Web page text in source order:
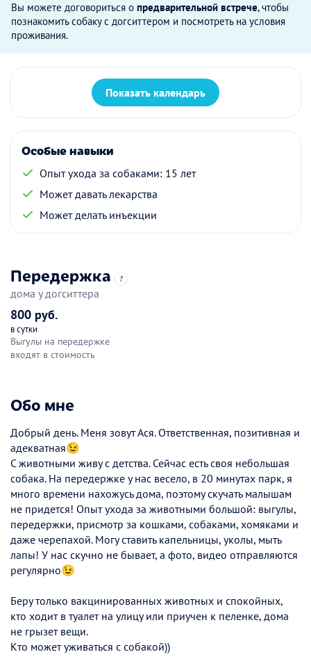
Вы можете договориться о предварительной встрече, чтобы
познакомить собаку с догситтером и посмотреть на условия
проживания.
Показать календарь
Особые навыки
Опыт ухода за собаками: 15 лет
Может давать лекарства
Может делать инъекции
Передержка ?
дома у догситтера
800 руб.
в сутки
Выгулы на передержке
входят в стоимость
Обо мне
Добрый день. Меня зовут Ася. Ответственная, позитивная и
адекватная😉
С животными живу с детства. Сейчас есть своя небольшая
собака. На передержке у нас весело, в 20 минутах парк, я
много времени нахожусь дома, поэтому скучать малышам
не придется! Опыт ухода за животными большой: выгулы,
передержки, присмотр за кошками, собаками, хомяками и
даже черепахой. Могу ставить капельницы, уколы, мыть
лапы! У нас скучно не бывает, а фото, видео отправляются
регулярно😉
Беру только вакцинированных животных и спокойных,
кто ходит в туалет на улицу или приучен к пеленке, дома
не грызет вещи.
Кто может уживаться с собакой))